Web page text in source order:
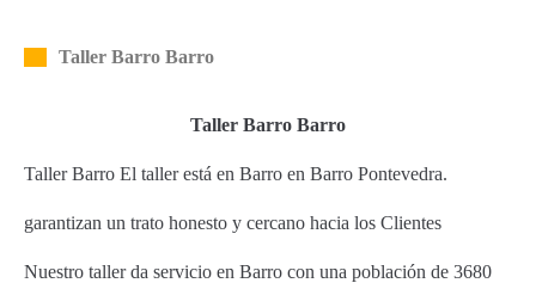
Taller Barro Barro
Taller Barro Barro
Taller Barro El taller está en Barro en Barro Pontevedra.
garantizan un trato honesto y cercano hacia los Clientes
Nuestro taller da servicio en Barro con una población de 3680